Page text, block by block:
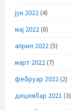
јун 2022(4)
мај 2022(8)
април 2022(5)
март 2022(7)
фебруар 2022(2)
децембар 2021 (3)